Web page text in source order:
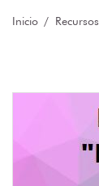
Inicio Recursos